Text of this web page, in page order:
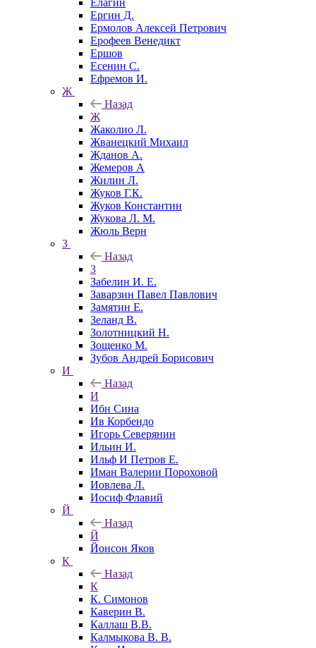
Елагин
Ергин Д.
Ермолов Алексей Петрович
Ерофеев Венедикт
Ершов
Есенин С.
Ефремов И.
Ж
Назад
Ж
Жаколио Л.
Жванецкий Михаил
Жданов А.
Жемеров А
Жилин Л.
Жуков Г.К.
Жуков Константин
Жукова Л. М.
Жюль Верн
З
Назад
З
Забелин И. Е.
Заварзин Павел Павлович
Замятин Е.
Зеланд В.
Золотницкий Н.
Зощенко М.
Зубов Андрей Борисович
И
Назад
И
Ибн Сина
Ив Корбендо
Игорь Северянин
Ильин И.
Ильф И Петров Е.
Иман Валерии Пороховой
Иовлева Л.
Иосиф Флавий
Й
Назад
Й
Йонсон Яков
К
Назад
К
К. Симонов
Каверин В.
Каллаш В.В.
Калмыкова В. В.